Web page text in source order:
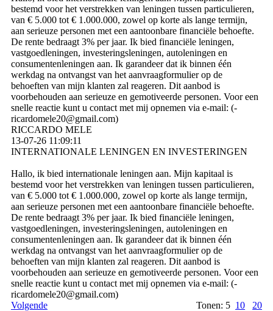
bestemd voor het verstrekken van leningen tussen particulieren,
van € 5.000 tot € 1.000.000, zowel op korte als lange termijn,
aan serieuze personen met een aantoonbare financiële behoefte.
De rente bedraagt ​​3% per jaar. Ik bied financiële leningen,
vastgoedleningen, investeringsleningen, autoleningen en
consumentenleningen aan. Ik garandeer dat ik binnen één
werkdag na ontvangst van het aanvraagformulier op de
behoeften van mijn klanten zal reageren. Dit aanbod is
voorbehouden aan serieuze en gemotiveerde personen. Voor een
snelle reactie kunt u contact met mij opnemen via e-mail: (­
ricardomele20@­gmail.­com)­
RICCARDO MELE
13-07-26 11:09:11
INTERNATIONALE LENINGEN EN INVESTERINGEN
Hallo, ik bied internationale leningen aan. Mijn kapitaal is
bestemd voor het verstrekken van leningen tussen particulieren,
van € 5.000 tot € 1.000.000, zowel op korte als lange termijn,
aan serieuze personen met een aantoonbare financiële behoefte.
De rente bedraagt ​​3% per jaar. Ik bied financiële leningen,
vastgoedleningen, investeringsleningen, autoleningen en
consumentenleningen aan. Ik garandeer dat ik binnen één
werkdag na ontvangst van het aanvraagformulier op de
behoeften van mijn klanten zal reageren. Dit aanbod is
voorbehouden aan serieuze en gemotiveerde personen. Voor een
snelle reactie kunt u contact met mij opnemen via e-mail: (­
ricardomele20@­gmail.­com)­
Volgende
Tonen: 5 10 20